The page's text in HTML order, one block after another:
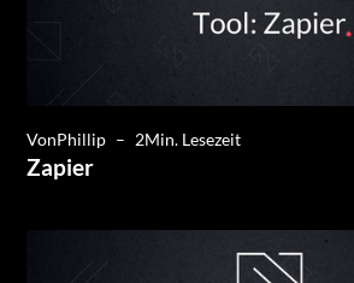
VonPhillip – 2Min. Lesezeit
Zapier